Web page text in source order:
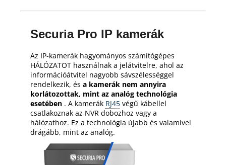
Securia Pro IP kamerák
Az IP-kamerák hagyományos számítógépes
HÁLÓZATOT használnak a jelátvitelre, ahol az
információátvitel nagyobb sávszélességgel
rendelkezik, és a kamerák nem annyira
korlátozottak, mint az analóg technológia
esetében . A kamerák RJ45 végű kábellel
csatlakoznak az NVR dobozhoz vagy a
hálózathoz. Ez a technológia újabb és valamivel
drágább, mint az analóg.